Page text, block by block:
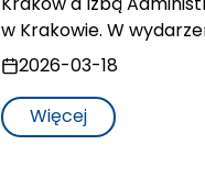
w Krakowie. W
2026-03-18
Więcej